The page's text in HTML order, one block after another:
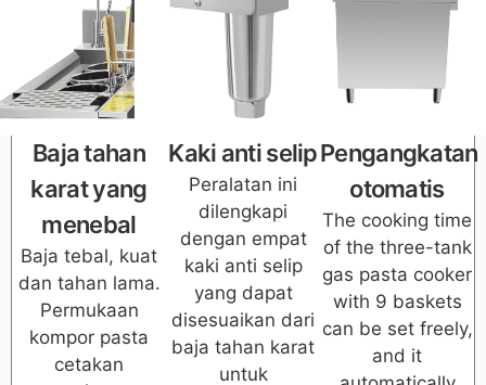
Baja tahan
karat yang
menebal
Baja tebal, kuat
dan tahan lama.
Permukaan
kompor pasta
cetakan
Kaki anti selip
Peralatan ini
dilengkapi
dengan empat
kaki anti selip
yang dapat
disesuaikan dari
baja tahan karat
untuk
Pengangkatan
otomatis
The cooking time
of the three-tank
gas pasta cooker
with 9 baskets
can be set freely,
and it